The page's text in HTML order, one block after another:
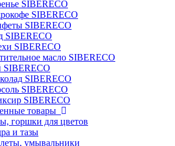
SIBERECO
SIBERECO
SIBERECO
SIBERECO
SIBERECO
масло SIBERECO
SIBERECO
SIBERECO
SIBERECO
SIBERECO
товары
горшки для цветов
и тазы
умывальники